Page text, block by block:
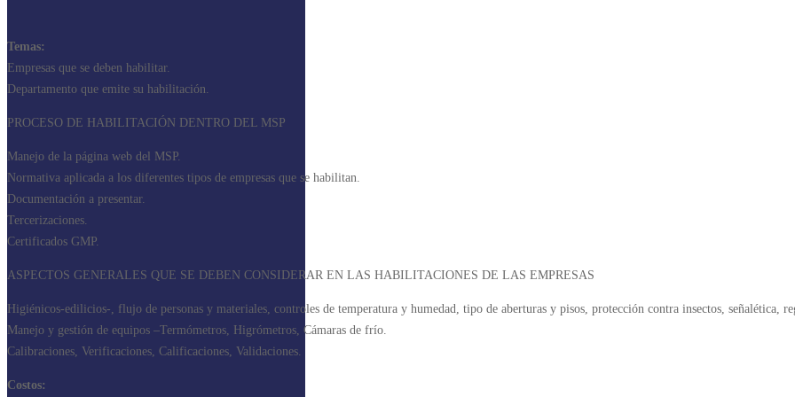
Temas:
Empresas que se deben habilitar.
Departamento que emite su habilitación.
PROCESO DE HABILITACIÓN DENTRO DEL MSP
Manejo de la página web del MSP.
Normativa aplicada a los diferentes tipos de empresas que se habilitan.
Documentación a presentar.
Tercerizaciones.
Certificados GMP.
ASPECTOS GENERALES QUE SE DEBEN CONSIDERAR EN LAS HABILITACIONES DE LAS EMPRESAS
Higiénicos-edilicios-, flujo de personas y materiales, controles de temperatura y humedad, tipo de aberturas y pisos, protección contra insectos, señalética,
Manejo y gestión de equipos –Termómetros, Higrómetros, Cámaras de frío.
Calibraciones, Verificaciones, Calificaciones, Validaciones.
Costos: